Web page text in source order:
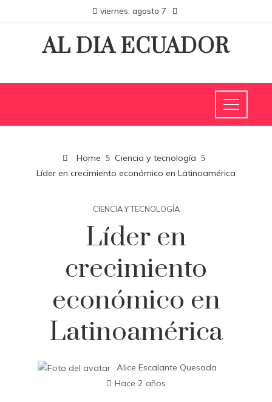
viernes, agosto 7
AL DIA ECUADOR
Home
Ciencia y tecnología
Líder en crecimiento económico en Latinoamérica
CIENCIA Y TECNOLOGÍA
Líder en
crecimiento
económico en
Latinoamérica
Alice Escalante Quesada
Hace 2 años